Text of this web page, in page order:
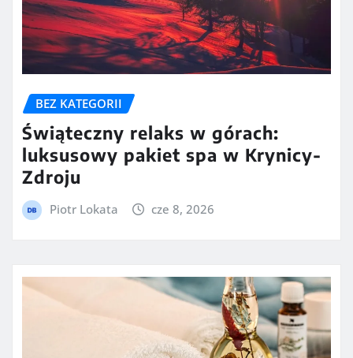
BEZ KATEGORII
Świąteczny relaks w górach:
luksusowy pakiet spa w Krynicy-
Zdroju
Piotr Lokata cze 8, 2026